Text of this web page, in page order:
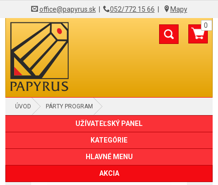
office@papyrus.sk| 052/772 15 66 Mapy
0
ÚVOD PÁRTY PROGRAM
UŽÍVATEĽSKÝ PANEL
KATEGÓRIE
HLAVNÉ MENU
AKCIA